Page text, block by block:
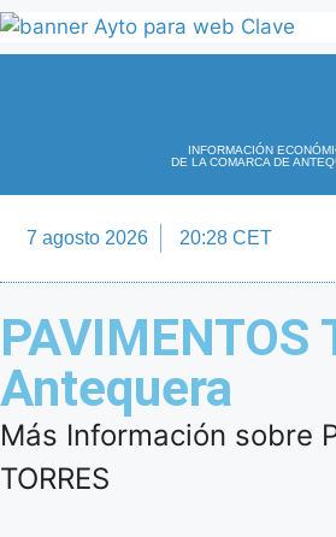
INFORMACIÓN
DE LA COMARCA DE
7 agosto 2026 20:28 CET
PAVIMENTOS
Antequera
Más Información sobre
TORRES